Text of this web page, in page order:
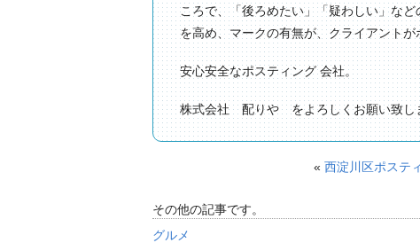
ころで、「後ろめたい」「疑わしい」な
を高め、マークの有無が、クライアント
安心安全なポスティング 会社。
株式会社 配りや をよろしくお願い致し
« 西淀川区ポステ
その他の記事です。
グルメ